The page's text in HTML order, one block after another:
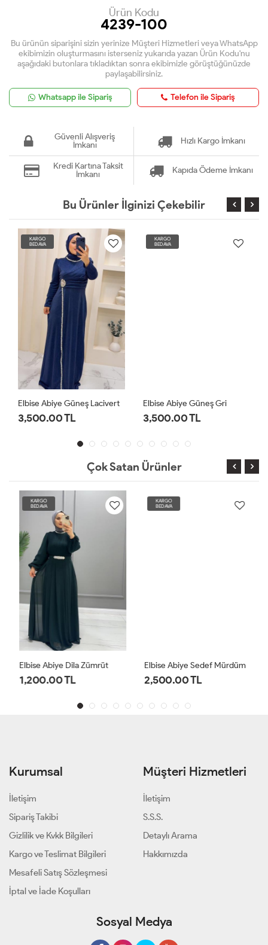
Ürün Kodu
4239-100
Bu ürünün siparişini sizin yerinize Müşteri Hizmetleri veya WhatsApp
ekibimizin oluşturmasını isterseniz yukarıda yazan Ürün Kodu'nu
aşağıdaki butonlara tıkladıktan sonra ekibimizle görüştüğünüzde
paylaşabilirsiniz.
Whatsapp ile Sipariş Telefon ile Sipariş
Güvenli Alışveriş
İmkanı
Hızlı Kargo İmkanı
Kredi Kartına Taksit
İmkanı
Kapıda Ödeme İmkanı
Bu Ürünler İlginizi Çekebilir
KARGO
BEDAVA
Elbise Abiye Güneş Lacivert
3,500.00 TL
KARGO
BEDAVA
Elbise Abiye Güneş Gri
3,500.00 TL
Çok Satan Ürünler
KARGO
BEDAVA
Elbise Abiye Dila Zümrüt
1,200.00 TL
KARGO
BEDAVA
Elbise Abiye Sedef Mürdüm
2,500.00 TL
Kurumsal
İletişim
Sipariş Takibi
Gizlilik ve Kvkk Bilgileri
Kargo ve Teslimat Bilgileri
Mesafeli Satış Sözleşmesi
İptal ve İade Koşulları
Müşteri Hizmetleri
İletişim
S.S.S.
Detaylı Arama
Hakkımızda
Sosyal Medya